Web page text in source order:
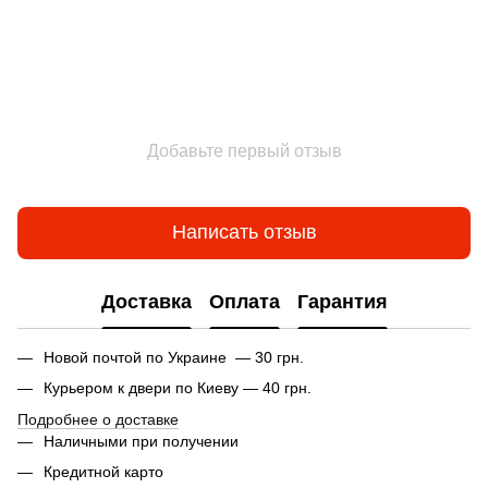
Добавьте первый отзыв
Написать отзыв
Доставка Оплата Гарантия
Новой почтой по Украине — 30 грн.
Курьером к двери по Киеву — 40 грн.
Подробнее о доставке
Наличными при получении
Кредитной карто